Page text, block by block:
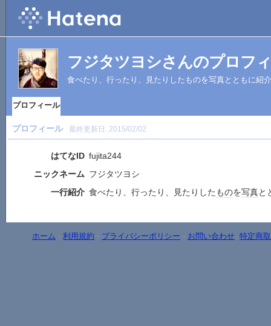
フジタツヨシさんのプロフ
食べたり、行ったり、見たりしたものを写真とともに紹
プロフィール
プロフィール 最終更新日: 2015/02/02
はてなID fujita244
ニックネーム フジタツヨシ
一行紹介 食べたり、行ったり、見たりした ものを写真と
ホーム - 利用規約 - プライバシーポリシー - お問い合わせ- 特定商